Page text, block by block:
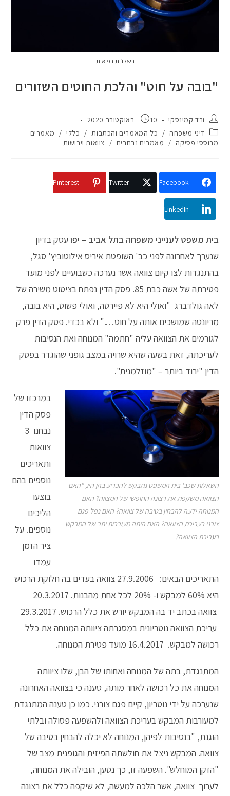
רשלנות רפואית
"בובה על חוט" והלכת החוטים השזורים
ורד קמינסקי
10 באוקטובר 2020
דיני משפחה / כל המאמרים והכתבות / כללי /
מאמרים
מבוססי פסיקה / מאמרים נבחרים / צוואות וירושות
Facebook
Twitter
Pinterest
LinkedIn
בית משפט לענייני משפחה בתל אביב – יפו עסק בדיון
שנערך לאחרונה לפני כב' השופטת איריס אילוטוביץ' סגל,
בהתנגדות לצו קיום צוואה אשר נערכה כשבועיים לפני מועד
פטירתה של אשה כבת 85. פסק הדין נפתח בציטוט משירה של
לאה גולדברג "ואולי היא לא פיירטה, ואולי פשוט, היא בובה,
מריונטה שמושכים אותה על חוט…." ולא בכדי. פסק הדין פרק
לגורמים את הצוואה עליה "חתמה" המנוחה ואת הנסיבות
לעריכתה, זאת בשעה שהיא שרויה במצב גופני שהוגדר בפסק
הדין "ירוד ביותר – "מוזלמנית".
השאלות שכב' בית המשפט נתבקש להכריע בהן היו, "האם
הצוואה משקפת את רצונה החופשי של המצווה? האם
המנוחה ידעה להבחין בטיבה של צוואה? האם נפל פגם
צורני בעריכת הצוואה? האם היתה מעורבות יתר של המבקש
בעריכת הצוואה?
במרכזו של
פסק הדין
נבחנו 3
צוואות
ותאריכים
נוספים בהם
בוצעו
הליכים
נוספים. על
ציר הזמן
עמדו
התאריכים הבאים:
27.9.2006 צוואה בעדים בה חלוקת הרכוש
היא 60% למבקש ו- 20% לכל אחת מהבנות. 20.3.2017
צוואה בכתב יד בה המבקש יורש את כלל הרכוש. 29.3.2017
עריכת הצוואה נוטריונית במסגרתה ציוותה המנוחה את כלל
רכושה למבקש. 16.4.2017 מועד פטירת המנוחה.
המתנגדת, בתה של המנוחה ואחותו של הבן, שלו ציוותה
המנוחה את כל רכושה לאחר מותה, טענה כי בצוואה האחרונה
שנערכה על ידי נוטריון, קיים פגם צורני. כמו כן טענה המתנגדת
למעורבות המבקש בעריכת הצוואה ולהשפעה פסולה ובלתי
הוגנת, "בנסיבות לפיהן, המנוחה לא יכלה להבחין בטיבה של
צוואה. המבקש ניצל את חולשתה הפיזית והגופנית מצב של
"הזקן המוחלש". השפעה זו, כך נטען, הובילה את המנוחה,
לערוך צוואה, אשר הלכה למעשה, לא שיקפה כלל את רצונה